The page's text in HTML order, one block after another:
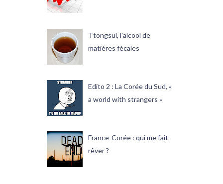
Ttongsul, l'alcool de
matières fécales
Edito 2 : La Corée du Sud, «
a world with strangers »
France-Corée : qui me fait
rêver ?